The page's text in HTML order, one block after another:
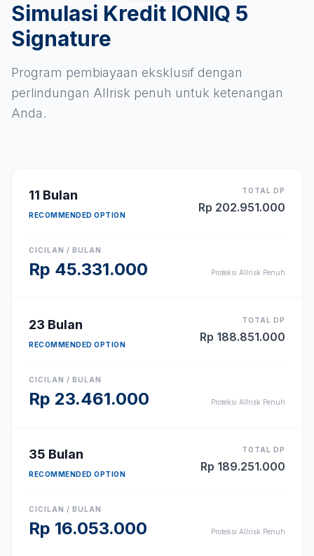
Simulasi Kredit IONIQ 5
Signature
Program pembiayaan eksklusif dengan
perlindungan Allrisk penuh untuk ketenangan
Anda.
11 Bulan
RECOMMENDED OPTION
TOTAL DP
Rp 202.951.000
CICILAN / BULAN
Rp 45.331.000 Proteksi Allrisk Penuh
23 Bulan
RECOMMENDED OPTION
TOTAL DP
Rp 188.851.000
CICILAN / BULAN
Rp 23.461.000 Proteksi Allrisk Penuh
35 Bulan
RECOMMENDED OPTION
TOTAL DP
Rp 189.251.000
CICILAN / BULAN
Rp 16.053.000 Proteksi Allrisk Penuh